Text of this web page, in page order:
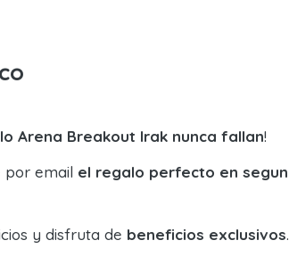
Arena Breakout Irak nunca fallan!
por email el regalo perfecto en
y disfruta de beneficios exclusivos.